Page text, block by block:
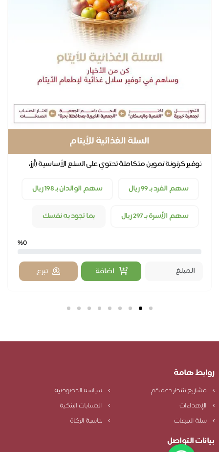
السلة الغذائية للأيتام
توفير كرتونة تموين متكاملة تحتوي على السلع الأساسية (أرز،
سهم الفرد بـ 99 ريال
سهم الوالدان بـ 198 ريال
سهم الأسرة بـ 297 ريال بما تجود به نفسك
اضافة تبرع
هامة
تنتظر دعمكم
سياسة الخصوصية
الحسابات البنكية
التبرعات
حاسبة الزكاة
التواصل